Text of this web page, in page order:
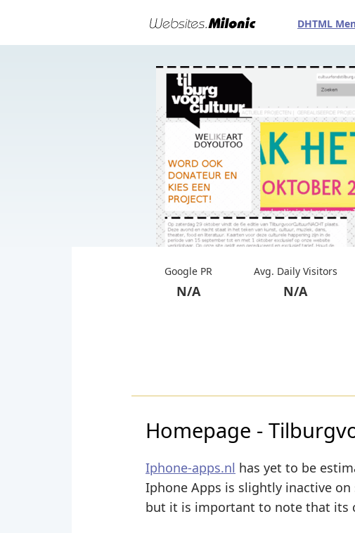
DHTML
Google PR
N/A
Avg. Daily Visitors
N/A
Homepage -
Iphone-apps.nl has yet to be
Iphone Apps is slightly inactive
but it is important to note that its